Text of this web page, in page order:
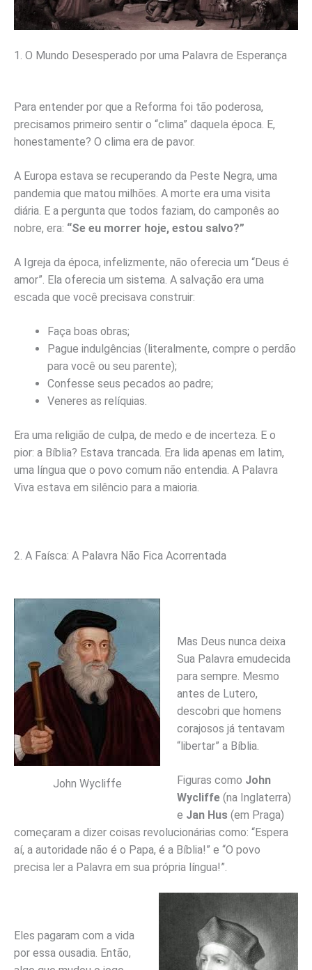
1. O Mundo Desesperado por uma Palavra de Esperança
Para entender por que a Reforma foi tão poderosa,
precisamos primeiro sentir o “clima” daquela época. E,
honestamente? O clima era de pavor.
A Europa estava se recuperando da Peste Negra, uma
pandemia que matou milhões. A morte era uma visita
diária. E a pergunta que todos faziam, do camponês ao
nobre, era: “Se eu morrer hoje, estou salvo?”
A Igreja da época, infelizmente, não oferecia um “Deus é
amor”. Ela oferecia um sistema. A salvação era uma
escada que você precisava construir:
Faça boas obras;
Pague indulgências (literalmente, compre o perdão
para você ou seu parente);
Confesse seus pecados ao padre;
Veneres as relíquias.
Era uma religião de culpa, de medo e de incerteza. E o
pior: a Bíblia? Estava trancada. Era lida apenas em latim,
uma língua que o povo comum não entendia. A Palavra
Viva estava em silêncio para a maioria.
2. A Faísca: A Palavra Não Fica Acorrentada
John Wycliffe
Mas Deus nunca deixa
Sua Palavra emudecida
para sempre. Mesmo
antes de Lutero,
descobri que homens
corajosos já tentavam
“libertar” a Bíblia.
Figuras como John
Wycliffe (na Inglaterra)
e Jan Hus (em Praga)
começaram a dizer coisas revolucionárias como: “Espera
aí, a autoridade não é o Papa, é a Bíblia!” e “O povo
precisa ler a Palavra em sua própria língua!”.
Eles pagaram com a vida
por essa ousadia. Então,